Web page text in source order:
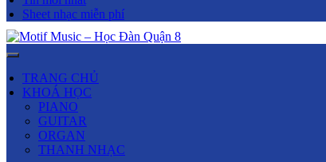
Sheet nhạc miễn phí
TRANG CHỦ
KHOÁ HỌC
PIANO
GUITAR
ORGAN
THANH NHẠC